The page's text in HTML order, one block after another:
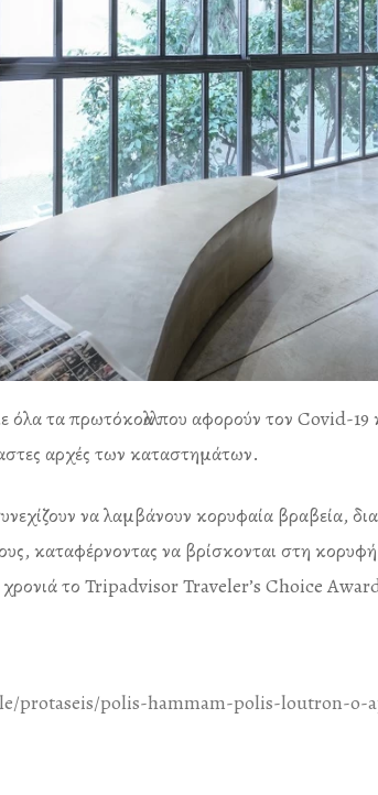
τα πρωτόκολλα που αφορούν τον Covid-
αρχές των καταστημάτων.
να λαμβάνουν κορυφαία βραβεία,
τους, καταφέρνοντας να βρίσκονται στη
το Tripadvisor Traveler’s Choice
protaseis/polis-hammam-polis-loutron-o-